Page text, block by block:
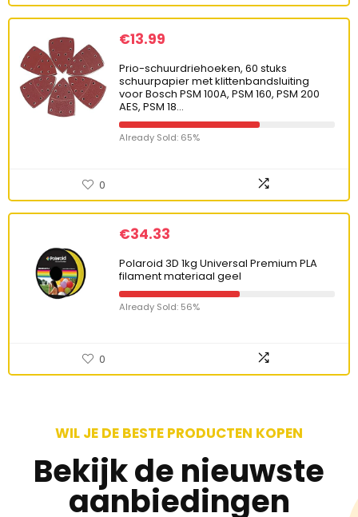
€13.99
Prio-schuurdriehoeken, 60 stuks
schuurpapier met klittenbandsluiting
voor Bosch PSM 100A, PSM 160, PSM 200
AES, PSM 18…
Already Sold: 65%
0
€34.33
Polaroid 3D 1kg Universal Premium PLA
filament materiaal geel
Already Sold: 56%
0
WIL JE DE BESTE PRODUCTEN KOPEN
Bekijk de nieuwste
aanbiedingen